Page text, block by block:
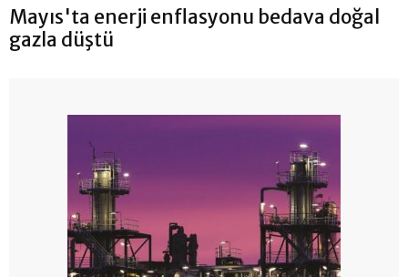
Mayıs'ta enerji enflasyonu bedava doğal
gazla düştü